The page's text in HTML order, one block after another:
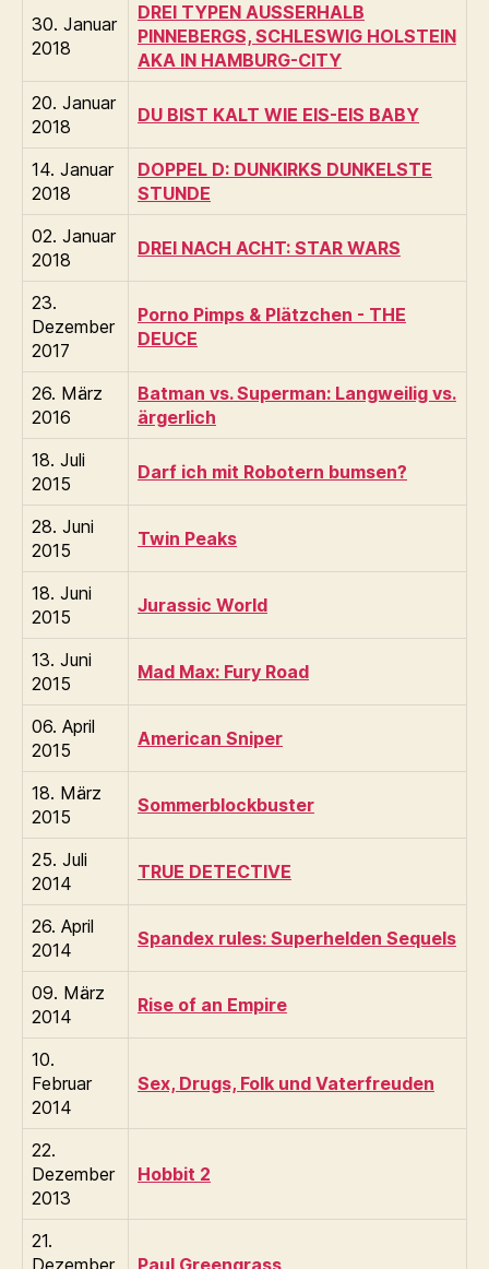
30. Januar
2018
DREI TYPEN AUSSERHALB
PINNEBERGS, SCHLESWIG HOLSTEIN
AKA IN HAMBURG-CITY
20. Januar
2018
DU BIST KALT WIE EIS-EIS BABY
14. Januar
2018
DOPPEL D: DUNKIRKS DUNKELSTE
STUNDE
02. Januar
2018
DREI NACH ACHT: STAR WARS
23.
Dezember
2017
Porno Pimps & Plätzchen - THE
DEUCE
26. März
2016
Batman vs. Superman: Langweilig vs.
ärgerlich
18. Juli
2015
Darf ich mit Robotern bumsen?
28. Juni
2015
Twin Peaks
18. Juni
2015
Jurassic World
13. Juni
2015
Mad Max: Fury Road
06. April
2015
American Sniper
18. März
2015
Sommerblockbuster
25. Juli
2014
TRUE DETECTIVE
26. April
2014
Spandex rules: Superhelden Sequels
09. März
2014
Rise of an Empire
10.
Februar
2014
Sex, Drugs, Folk und Vaterfreuden
22.
Dezember
2013
Hobbit 2
21.
Dezember
Paul Greengrass